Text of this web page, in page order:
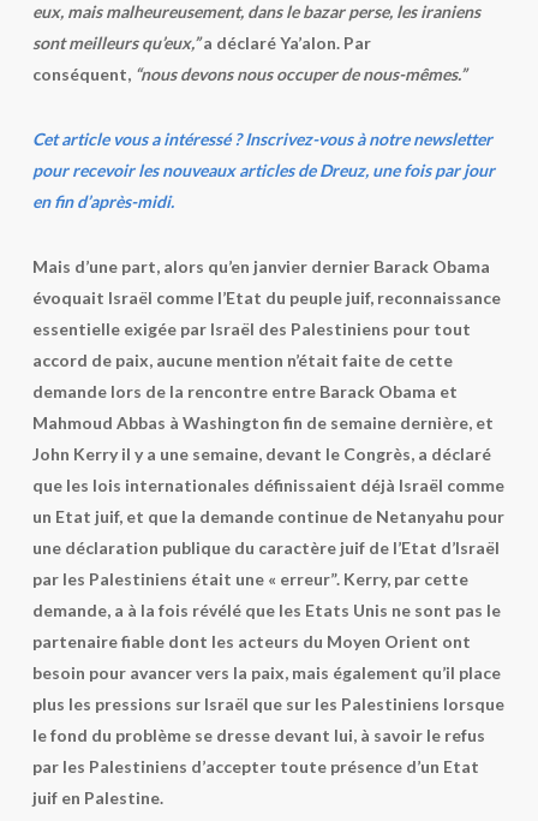
eux, mais malheureusement, dans le bazar perse, les iraniens
sont meilleurs qu’eux,”a déclaré Ya’alon. Par
conséquent, “nous devons nous occuper de nous-mêmes.”
Cet article vous a intéressé ? Inscrivez-vous à notre newsletter
pour recevoir les nouveaux articles de Dreuz, une fois par jour
en fin d’après-midi.
Mais d’une part, alors qu’en janvier dernier Barack Obama
évoquait Israël comme l’Etat du peuple juif, reconnaissance
essentielle exigée par Israël des Palestiniens pour tout
accord de paix, aucune mention n’était faite de cette
demande lors de la rencontre entre Barack Obama et
Mahmoud Abbas à Washington fin de semaine dernière, et
John Kerry il y a une semaine, devant le Congrès, a déclaré
que les lois internationales définissaient déjà Israël comme
un Etat juif, et que la demande continue de Netanyahu pour
une déclaration publique du caractère juif de l’Etat d’Israël
par les Palestiniens était une « erreur”. Kerry, par cette
demande, a à la fois révélé que les Etats Unis ne sont pas le
partenaire fiable dont les acteurs du Moyen Orient ont
besoin pour avancer vers la paix, mais également qu’il place
plus les pressions sur Israël que sur les Palestiniens lorsque
le fond du problème se dresse devant lui, à savoir le refus
par les Palestiniens d’accepter toute présence d’un Etat
juif en Palestine.